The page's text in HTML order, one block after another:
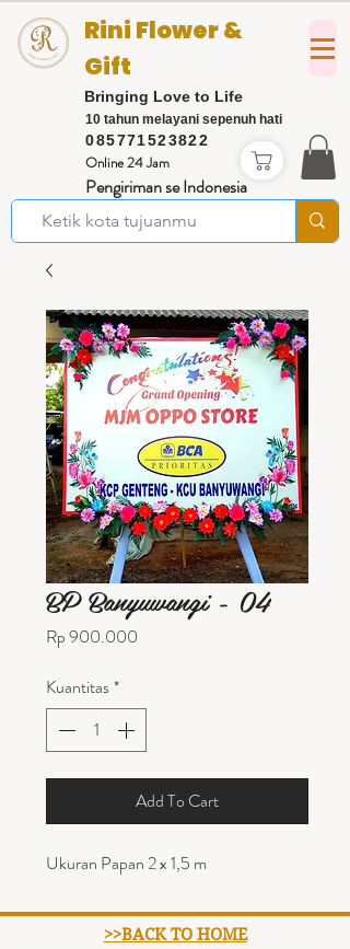
085771523822
Rini Flower &
Gift
Bringing Love to Life
Online 24 Jam
Pengiriman se Indonesia
10 tahun melayani sepenuh hati
BP Banyuwangi - 04
Rp 900.000
Kuantitas*
Add To Cart
Ukuran Papan 2 x 1,5 m
>>BACK TO HOME